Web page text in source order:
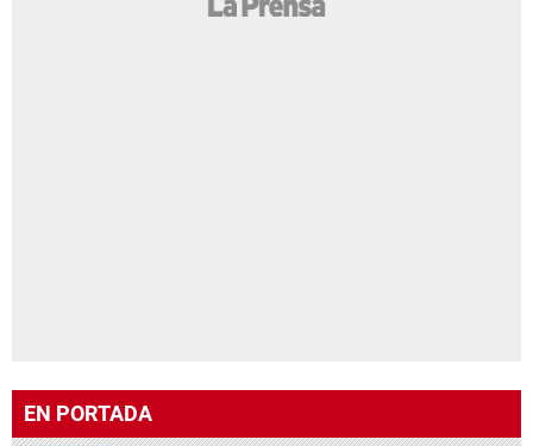
EN PORTADA